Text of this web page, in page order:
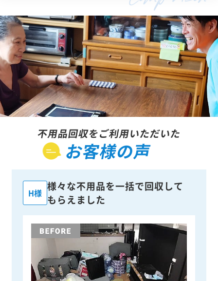
不用品回収をご利用いただいた
お客様の声
H様
様々な不用品を一括で回収して
もらえました